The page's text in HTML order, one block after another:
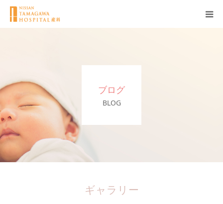
ブログ
BLOG
ギャラリー
出産
無痛分娩
産後